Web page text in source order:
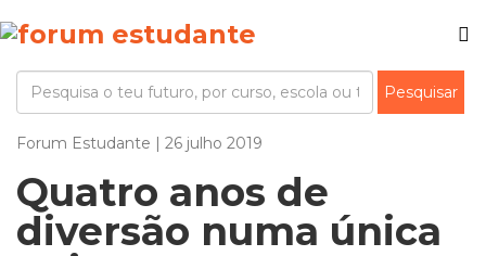
Forum Estudante | 26 julho 2019
Quatro anos de
diversão numa única